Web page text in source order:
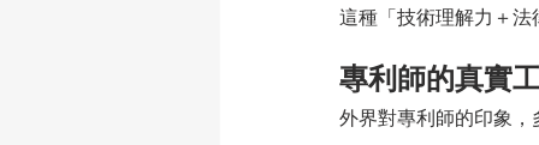
這種「技術理解力＋法
專利師的真實
外界對專利師的印象，